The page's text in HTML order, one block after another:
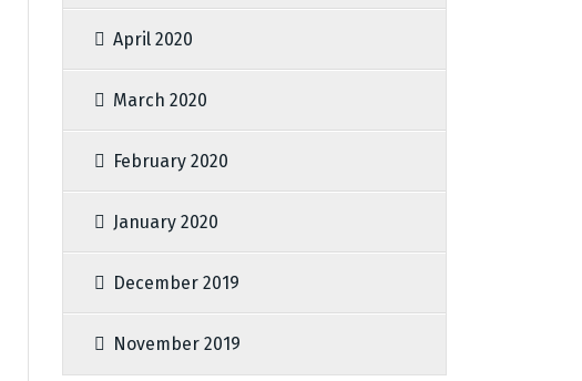
April 2020
March 2020
February 2020
January 2020
December 2019
November 2019